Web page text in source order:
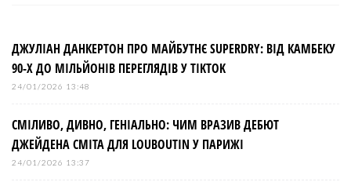
ДЖУЛІАН ДАНКЕРТОН ПРО МАЙБУТНЄ SUPERDRY: ВІД КАМБЕКУ
90-Х ДО МІЛЬЙОНІВ ПЕРЕГЛЯДІВ У TIKTOK
24/01/2026 13:48
СМІЛИВО, ДИВНО, ГЕНІАЛЬНО: ЧИМ ВРАЗИВ ДЕБЮТ
ДЖЕЙДЕНА СМІТА ДЛЯ LOUBOUTIN У ПАРИЖІ
24/01/2026 13:37